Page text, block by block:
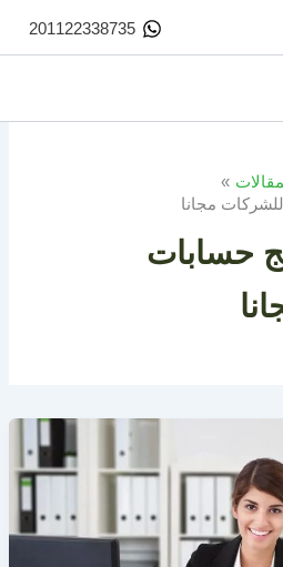
201122338735
مجانا
حسابات